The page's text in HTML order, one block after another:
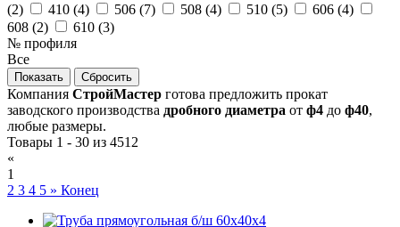
(2) 410 (4) 506 (7) 508 (4) 510 (5) 606 (4)
608 (2) 610 (3)
№ профиля
Все
Компания СтройМастер готова предложить прокат
заводского производства дробного диаметра от ф4 до ф40,
любые размеры.
Товары 1 - 30 из 4512
«
1
2 3 4 5 » Конец